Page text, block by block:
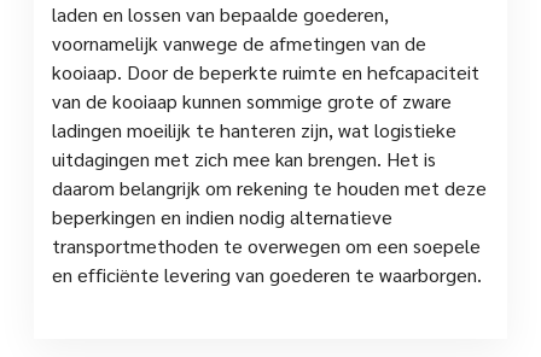
laden en lossen van bepaalde goederen,
voornamelijk vanwege de afmetingen van de
kooiaap. Door de beperkte ruimte en hefcapaciteit
van de kooiaap kunnen sommige grote of zware
ladingen moeilijk te hanteren zijn, wat logistieke
uitdagingen met zich mee kan brengen. Het is
daarom belangrijk om rekening te houden met deze
beperkingen en indien nodig alternatieve
transportmethoden te overwegen om een soepele
en efficiënte levering van goederen te waarborgen.